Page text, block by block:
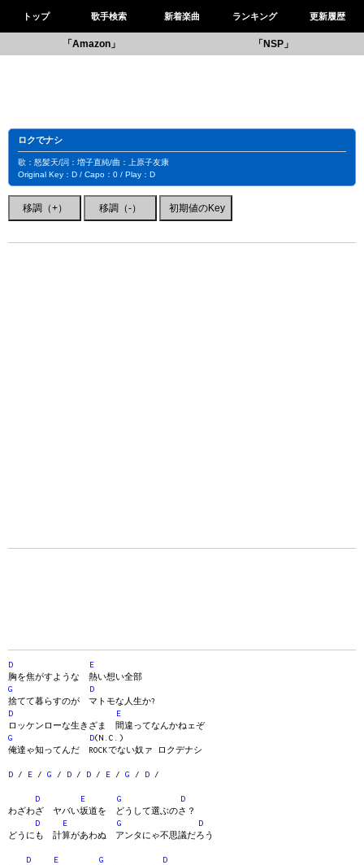
トップ 歌手検索 新着楽曲 ランキング 更新履歴
「Amazon」 「NSP」
ロクでナシ
歌：怒髪天/詞：増子直純/曲：上原子友康
Original Key：D / Capo：0 / Play：D
D
E
胸を焦がすような 熱い想い全部
G
D
捨てて暮らすのが マトモな人生か?
D
E
ロッケンローな生きざま 間違ってなんかねェぞ
G
D(N.C.)
俺達ゃ知ってんだ ROCKでない奴ァ ロクデナシ
D / E / G / D / D / E / G / D /
D E G
D
わざわざ ヤバい坂道を どうして選ぶのさ？
D
E G
D
どうにも 計算があわぬ アンタにゃ不思議だろう
D E G
D